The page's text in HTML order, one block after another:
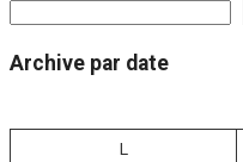
l’article
Archive par date
L